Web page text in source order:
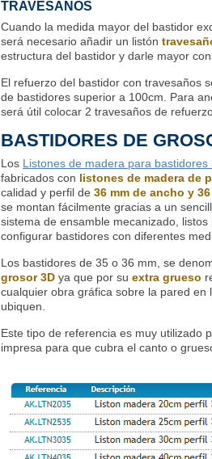
TRAVESAÑOS
Cuando la medida mayor del bastidor
será necesario añadir un listón
estructura del bastidor y darle mayor
El refuerzo del bastidor con travesaños
de bastidores superior a 100cm. Para
será útil colocar 2 travesaños de
BASTIDORES DE
Los Listones de madera para bastidores
fabricados con listones de madera de
calidad y perfil de 36 mm de ancho y
se montan fácilmente gracias a un
sistema de ensamble mecanizado, listos
configurar bastidores con diferentes
Los bastidores de 35 o 36 mm, se
grosor 3D ya que por su extra grueso
cualquier obra gráfica sobre la pared en
ubiquen.
Este tipo de referencia es muy utilizado
impresa para que cubra el canto o